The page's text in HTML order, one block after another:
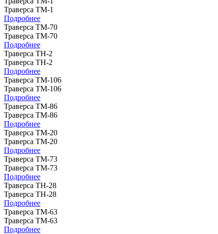
Траверса ТМ-1
Подробнее
Траверса ТМ-70
Траверса ТМ-70
Подробнее
Траверса ТН-2
Траверса ТН-2
Подробнее
Траверса ТМ-106
Траверса ТМ-106
Подробнее
Траверса ТМ-86
Траверса ТМ-86
Подробнее
Траверса ТМ-20
Траверса ТМ-20
Подробнее
Траверса ТМ-73
Траверса ТМ-73
Подробнее
Траверса ТН-28
Траверса ТН-28
Подробнее
Траверса ТМ-63
Траверса ТМ-63
Подробнее